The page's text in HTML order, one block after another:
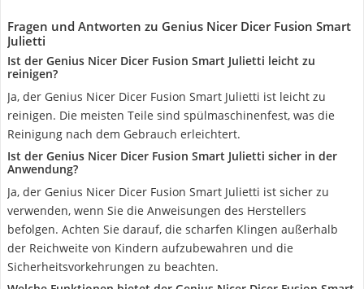
Fragen und Antworten zu Genius Nicer Dicer Fusion Smart
Julietti
Ist der Genius Nicer Dicer Fusion Smart Julietti leicht zu
reinigen?
Ja, der Genius Nicer Dicer Fusion Smart Julietti ist leicht zu
reinigen. Die meisten Teile sind spülmaschinenfest, was die
Reinigung nach dem Gebrauch erleichtert.
Ist der Genius Nicer Dicer Fusion Smart Julietti sicher in der
Anwendung?
Ja, der Genius Nicer Dicer Fusion Smart Julietti ist sicher zu
verwenden, wenn Sie die Anweisungen des Herstellers
befolgen. Achten Sie darauf, die scharfen Klingen außerhalb
der Reichweite von Kindern aufzubewahren und die
Sicherheitsvorkehrungen zu beachten.